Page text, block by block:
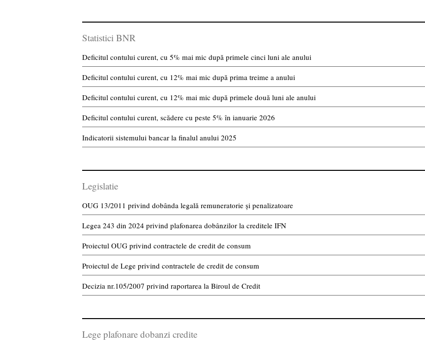
Statistici BNR
Deficitul contului curent, cu 5% mai mic după primele cinci luni ale anului
Deficitul contului curent, cu 12% mai mic după prima treime a anului
Deficitul contului curent, cu 12% mai mic după primele două luni ale anului
Deficitul contului curent, scădere cu peste 5% în ianuarie 2026
Indicatorii sistemului bancar la finalul anului 2025
Legislatie
OUG 13/2011 privind dobânda legală remuneratorie și penalizatoare
Legea 243 din 2024 privind plafonarea dobânzilor la creditele IFN
Proiectul OUG privind contractele de credit de consum
Proiectul de Lege privind contractele de credit de consum
Decizia nr.105/2007 privind raportarea la Biroul de Credit
Lege plafonare dobanzi credite